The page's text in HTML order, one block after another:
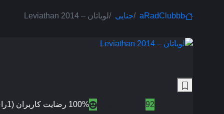
aRadClubbb جنایی لویاتان – Leviathan 2014
92 100% رضایت کاربران (1رای)